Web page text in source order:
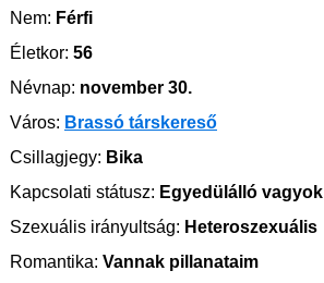
Nem: Férfi
Életkor: 56
Névnap: november 30.
Város: Brassó társkereső
Csillagjegy: Bika
Kapcsolati státusz: Egyedülálló vagyok
Szexuális irányultság: Heteroszexuális
Romantika: Vannak pillanataim